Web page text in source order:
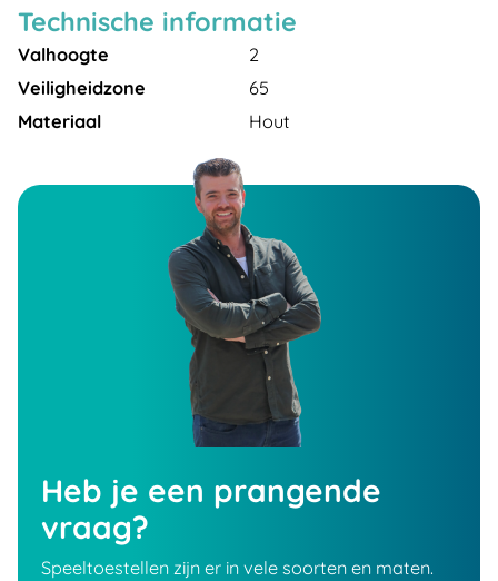
Technische informatie
Valhoogte
2
Veiligheidzone
65
Materiaal
Hout
Heb je een prangende
vraag?
Speeltoestellen zijn er in vele soorten en maten.